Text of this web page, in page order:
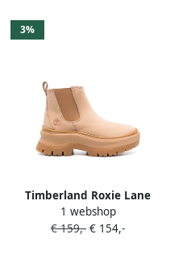
3%
Timberland Roxie Lane
laarzen Beige
1 webshop
€ 159,- € 154,-